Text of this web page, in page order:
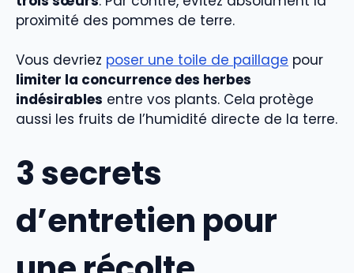
proximité des pommes de terre.
Vous devriez poser une toile de paillage pour
limiter la concurrence des herbes
indésirables entre vos plants. Cela protège
aussi les fruits de l’humidité directe de la terre.
3 secrets
d’entretien pour